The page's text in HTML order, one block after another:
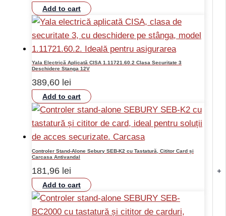
+
Add to cart
Yala Electrică Aplicată CISA 1.11721.60.2 Clasa Securitate 3
Deschidere Stanga 12V
389,60 lei
Add to cart
Controler Stand-Alone Sebury SEB-K2 cu Tastatură, Cititor Card și
Carcasa Antivandal
181,96 lei
Add to cart